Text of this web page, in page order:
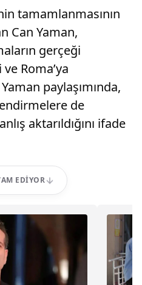
tamamlanmasının
Can Yaman,
gerçeği
Roma’ya
paylaşımında,
de
aktarıldığını ifade
EDIYOR